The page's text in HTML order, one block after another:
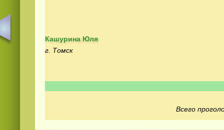
Кашурина Юля
г. Томск
Всего